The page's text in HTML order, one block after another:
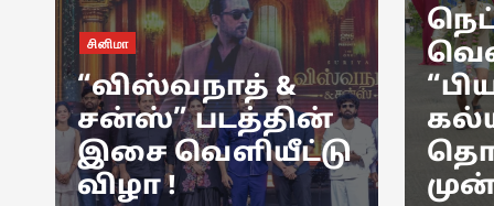
சினிமா
“விஸ்வநாத் &
சன்ஸ்” படத்தின்
இசை வெளியீட்டு
விழா !